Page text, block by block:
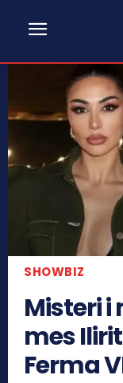
SHOWBIZ
Misteri
mes
Ferma